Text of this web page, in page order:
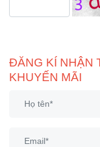
ĐĂNG KÍ NHẬN
KHUYẾN MÃI